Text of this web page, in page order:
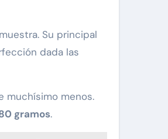
Su principal
dada las
muchísimo menos.
gramos.